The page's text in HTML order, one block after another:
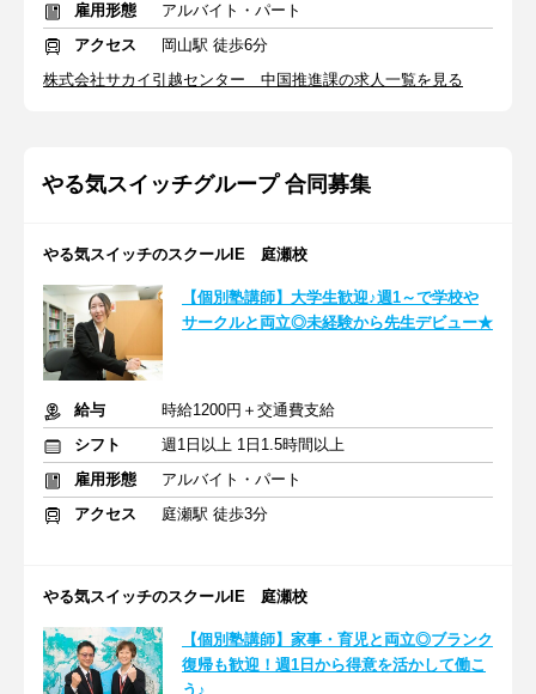
雇用形態
アルバイト・パート
アクセス
岡山駅 徒歩6分
株式会社サカイ引越センター 中国推進課の求人一覧を見る
やる気スイッチグループ 合同募集
やる気スイッチのスクールIE 庭瀬校
【個別塾講師】大学生歓迎♪週1～で学校や
サークルと両立◎未経験から先生デビュー★
給与
時給1200円＋交通費支給
シフト
週1日以上 1日1.5時間以上
雇用形態
アルバイト・パート
アクセス
庭瀬駅 徒歩3分
やる気スイッチのスクールIE 庭瀬校
【個別塾講師】家事・育児と両立◎ブランク
復帰も歓迎！週1日から得意を活かして働こ
う♪